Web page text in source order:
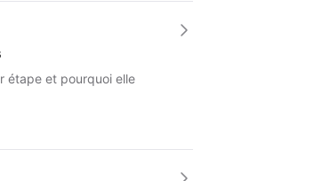
étape et pourquoi elle